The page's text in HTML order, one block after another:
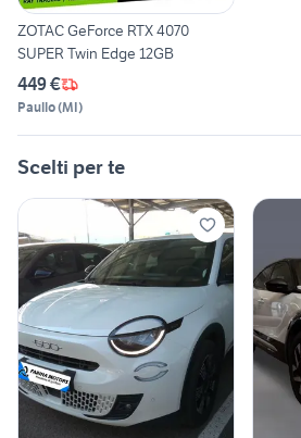
ZOTAC GeForce RTX 4070
SUPER Twin Edge 12GB
449 €
Paullo(MI)
Scelti per te